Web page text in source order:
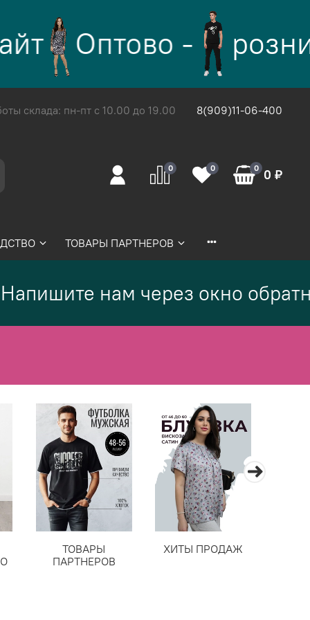
Оптово -
склада: пн-пт с 10.00 до 19.00 8(909)11-06-400
0 0 0 0 ₽
ТОВАРЫ ПАРТНЕРОВ
нам через окно
ТОВАРЫ
ПАРТНЕРОВ
ХИТЫ ПРОДАЖ